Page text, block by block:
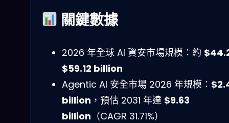
關鍵數據
2026 年全球 AI 資安市場規模：約
$59.12 billion
Agentic AI 安全市場 2026 年規模：
billion ，預估 2031 年達 $9.63
billion （CAGR 31.71%）